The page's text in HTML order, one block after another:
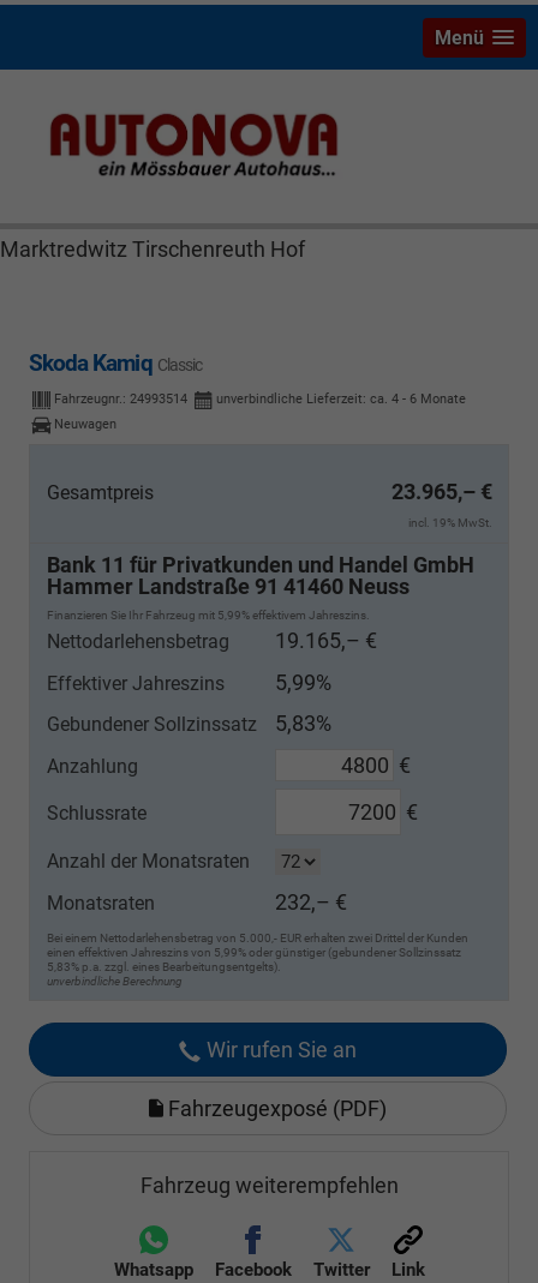
Skoda Kamiq Bayreuth Nützel Mössbauer Autonova
Brucker Räthel MGS Autohaus günstig Finanzierung
Marktredwitz Tirschenreuth Hof
Menü
Skoda Kamiq Classic
Fahrzeugnr.: 24993514
unverbindliche Lieferzeit: ca. 4 - 6 Monate
Neuwagen
Gesamtpreis 23.965,– €
incl. 19% MwSt.
Bank 11 für Privatkunden und Handel GmbH
Hammer Landstraße 91 41460 Neuss
Finanzieren Sie Ihr Fahrzeug mit 5,99% effektivem Jahreszins.
Nettodarlehensbetrag 19.165,– €
Effektiver Jahreszins 5,99%
Gebundener Sollzinssatz 5,83%
Anzahlung €
Schlussrate €
Anzahl der Monatsraten
Monatsraten
232,– €
Bei einem Nettodarlehensbetrag von 5.000,- EUR erhalten zwei Drittel der Kunden
einen effektiven Jahreszins von 5,99% oder günstiger (gebundener Sollzinssatz
5,83% p.a. zzgl. eines Bearbeitungsentgelts).
unverbindliche Berechnung
Wir rufen Sie an
Fahrzeugexposé (PDF)
Fahrzeug weiterempfehlen
Whatsapp Facebook Twitter Link